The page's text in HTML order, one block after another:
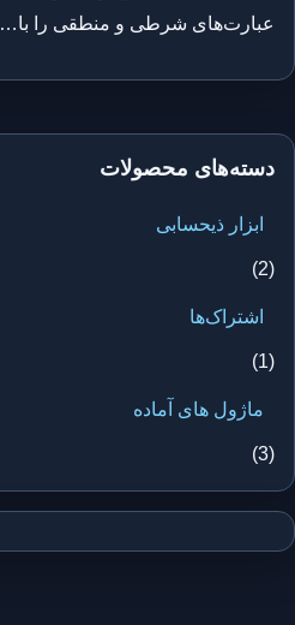
عبارت‌های شرطی و منطقی را با…
دسته‌های محصولات
ابزار ذیحسابی
(2)
اشتراک‌ها
(1)
ماژول های آماده
(3)